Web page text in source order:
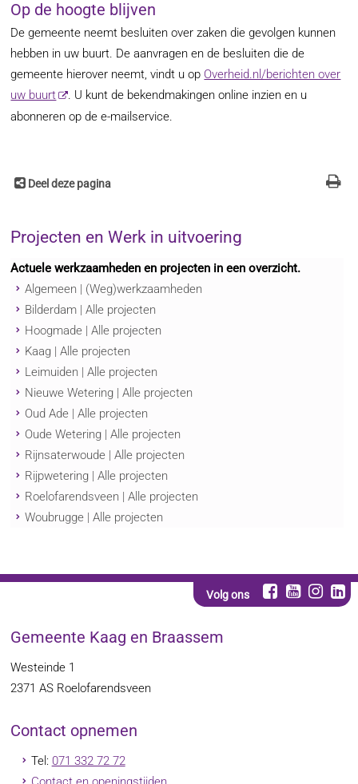
Op de hoogte blijven
De gemeente neemt besluiten over zaken die gevolgen kunnen
hebben in uw buurt. De aanvragen en de besluiten die de
gemeente hierover neemt, vindt u op Overheid.nl/berichten over
uw buurt
. U kunt de bekendmakingen online inzien en u
abonneren op de e-mailservice.
Deel deze pagina
Projecten en Werk in uitvoering
Actuele werkzaamheden en projecten in een overzicht.
Algemeen | (Weg)werkzaamheden
Bilderdam | Alle projecten
Hoogmade | Alle projecten
Kaag | Alle projecten
Leimuiden | Alle projecten
Nieuwe Wetering | Alle projecten
Oud Ade | Alle projecten
Oude Wetering | Alle projecten
Rijnsaterwoude | Alle projecten
Rijpwetering | Alle projecten
Roelofarendsveen | Alle projecten
Woubrugge | Alle projecten
Volg ons
Gemeente Kaag en Braassem
Westeinde 1
2371 AS Roelofarendsveen
Contact opnemen
Tel: 071 332 72 72